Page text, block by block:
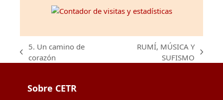
previous
5. Un camino de
corazón
RUMÍ, MÚSICA Y
SUFISMO
Sobre CETR